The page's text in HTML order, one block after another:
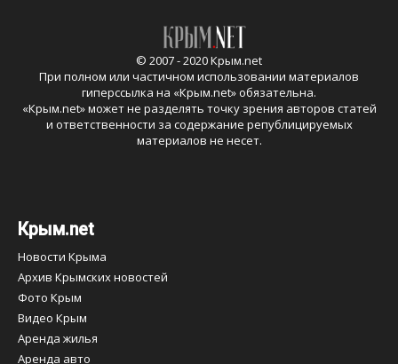
© 2007 - 2020 Крым.net
При полном или частичном использовании материалов
гиперссылка на «Крым.net» обязательна.
«Крым.net» может не разделять точку зрения авторов статей
и ответственности за содержание републицируемых
материалов не несет.
Крым.net
Новости Крыма
Архив Крымских новостей
Фото Крым
Видео Крым
Аренда жилья
Аренда авто